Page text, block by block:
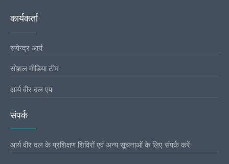
कार्यकर्ता
रूपेन्द्र आर्य
सोशल मीडिया टीम
आर्य वीर दल एप
संपर्क
आर्य वीर दल के प्रशिक्षण शिविरों एवं अन्य सूचनाओं के लिए संपर्क करें